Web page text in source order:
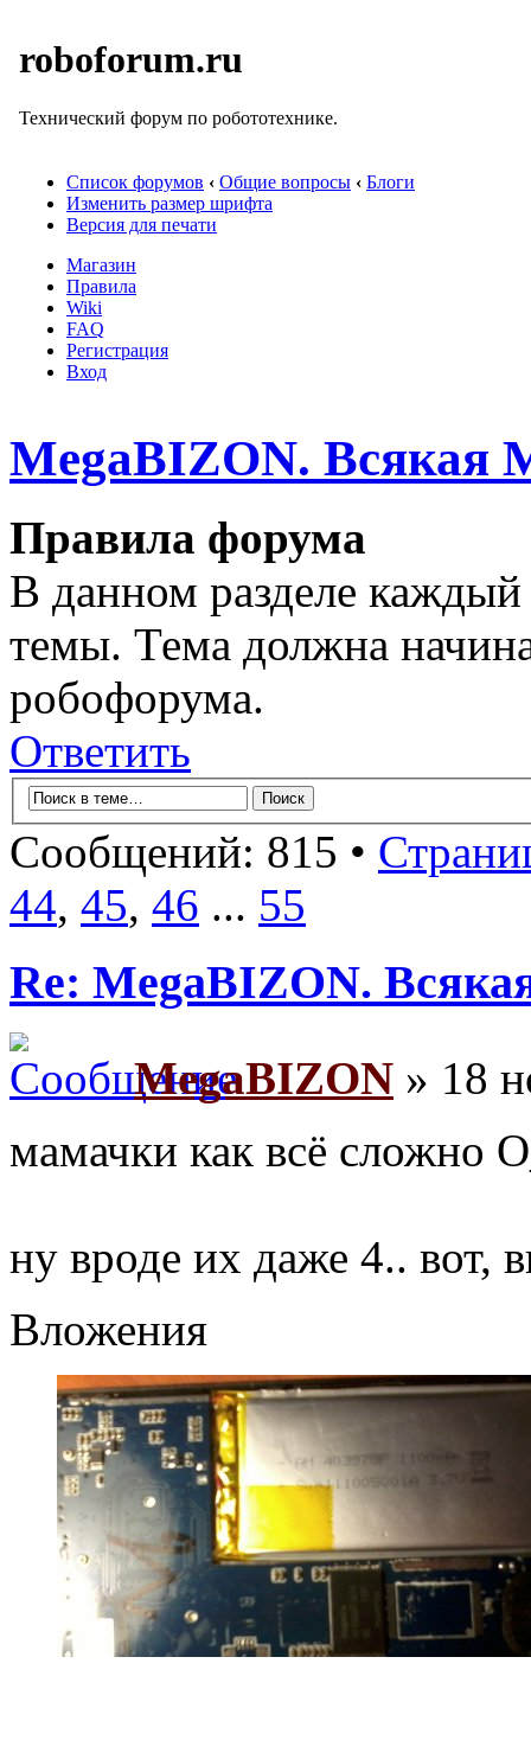
roboforum.ru
Технический форум по робототехнике.
Список форумов ‹ Общие вопросы ‹ Блоги
Изменить размер шрифта
Версия для печати
Магазин
Правила
Wiki
FAQ
Регистрация
Вход
MegaBIZON. Всякая
Правила форума
В данном разделе
темы. Тема должна
робофорума.
Ответить
Сообщений: 815 •
44, 45, 46 ... 55
Re: MegaBIZON.
MegaBIZON » 18
мамачки как всё сложно
ну вроде их даже 4.. вот,
Вложения